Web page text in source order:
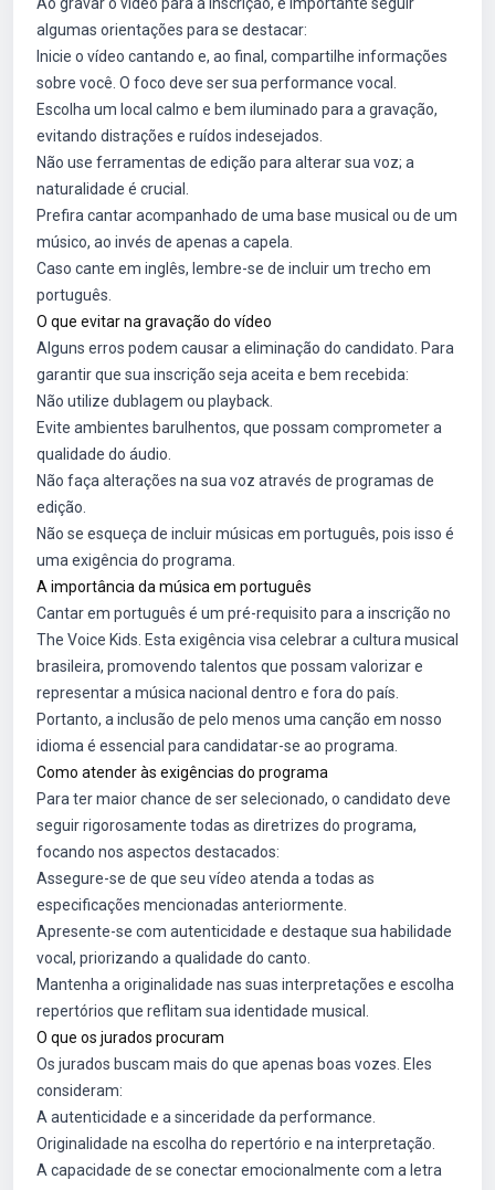
algumas orientações para se destacar:
Inicie o vídeo cantando e, ao final, compartilhe informações
sobre você. O foco deve ser sua performance vocal.
Escolha um local calmo e bem iluminado para a gravação,
evitando distrações e ruídos indesejados.
Não use ferramentas de edição para alterar sua voz; a
naturalidade é crucial.
Prefira cantar acompanhado de uma base musical ou de um
músico, ao invés de apenas a capela.
Caso cante em inglês, lembre-se de incluir um trecho em
português.
O que evitar na gravação do vídeo
Alguns erros podem causar a eliminação do candidato. Para
garantir que sua inscrição seja aceita e bem recebida:
Não utilize dublagem ou playback.
Evite ambientes barulhentos, que possam comprometer a
qualidade do áudio.
Não faça alterações na sua voz através de programas de
edição.
Não se esqueça de incluir músicas em português, pois isso é
uma exigência do programa.
A importância da música em português
Cantar em português é um pré-requisito para a inscrição no
The Voice Kids. Esta exigência visa celebrar a cultura musical
brasileira, promovendo talentos que possam valorizar e
representar a música nacional dentro e fora do país.
Portanto, a inclusão de pelo menos uma canção em nosso
idioma é essencial para candidatar-se ao programa.
Como atender às exigências do programa
Para ter maior chance de ser selecionado, o candidato deve
seguir rigorosamente todas as diretrizes do programa,
focando nos aspectos destacados:
Assegure-se de que seu vídeo atenda a todas as
especificações mencionadas anteriormente.
Apresente-se com autenticidade e destaque sua habilidade
vocal, priorizando a qualidade do canto.
Mantenha a originalidade nas suas interpretações e escolha
repertórios que reflitam sua identidade musical.
O que os jurados procuram
Os jurados buscam mais do que apenas boas vozes. Eles
consideram:
A autenticidade e a sinceridade da performance.
Originalidade na escolha do repertório e na interpretação.
A capacidade de se conectar emocionalmente com a letra